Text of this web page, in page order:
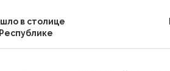
в столице